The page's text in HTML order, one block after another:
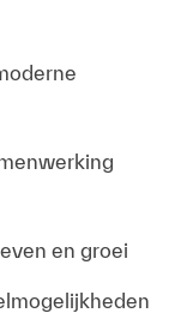
en groei